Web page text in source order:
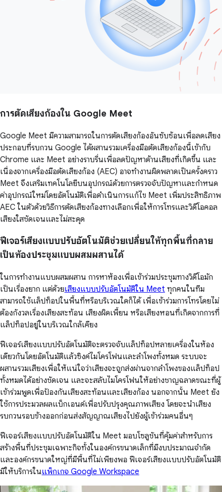
การตัดเสียงก้องใน Google Meet
Google Meet มีความสามารถในการตัดเสียงก้องอันซับซ้อนเพื่อลดเสียง
ประกอบที่รบกวน Google ได้ผสานรวมเครื่องมือตัดเสียงก้องนี้เข้ากับ
Chrome และ Meet อย่างราบรื่นเพื่อลดปัญหาด้านเสียงที่เกิดขึ้น และ
เนื่องจากเครื่องมือตัดเสียงก้อง (AEC) อาจทำงานผิดพลาดเป็นครั้งคราว
Meet จึงเสริมเทคโนโลยีบนอุปกรณ์ด้วยการตรวจจับปัญหาและกำหนด
ค่าอุปกรณ์ใหม่โดยอัตโนมัติเพื่อดำเนินการแก้ไข Meet เพิ่มประสิทธิภาพ
AEC ในตัวด้วยวิธีการตัดเสียงก้องทางเลือกเพื่อให้การโทรและวิดีโอคอล
เสียงใสชัดเจนและไม่สะดุด
ฟีเจอร์เสียงแบบปรับอัตโนมัติช่วยเปลี่ยนให้ทุกพื้นที่กลาย
เป็นห้องประชุมแบบผสมผสานได้
ในการทำงานแบบผสมผสาน การหาห้องเพื่อเข้าร่วมประชุมทางวิดีโอมัก
เป็นเรื่องยาก แต่ด้วยเสียงแบบปรับอัตโนมัติใน Meet ทุกคนในทีม
สามารถใช้แล็ปท็อปในพื้นที่หรือบริเวณใดก็ได้ เพื่อเข้าร่วมการโทรโดยไม่
ต้องกังวลเรื่องเสียงสะท้อน เสียงผิดเพี้ยน หรือเสียงหอนที่เกิดจากการที่
แล็ปท็อปอยู่ในบริเวณใกล้เคียง
ฟีเจอร์เสียงแบบปรับอัตโนมัติจะตรวจจับแล็ปท็อปหลายเครื่องในห้อง
เดียวกันโดยอัตโนมัติแล้วซิงค์ไมโครโฟนและลำโพงทั้งหมด ระบบจะ
ผสานรวมเสียงเพื่อให้แน่ใจว่าเสียงจะถูกส่งผ่านจากลำโพงของแล็ปท็อป
ทั้งหมดได้อย่างชัดเจน และจะสลับไมโครโฟนให้อย่างชาญฉลาดขณะที่ผู้
เข้าร่วมพูดเพื่อป้องกันเสียงสะท้อนและเสียงก้อง นอกจากนั้น Meet ยัง
ใช้การประมวลผลแบ็กเอนด์เพื่อปรับปรุงคุณภาพเสียง โดยจะนำเสียง
รบกวนรอบข้างออกก่อนส่งสัญญาณเสียงไปยังผู้เข้าร่วมคนอื่นๆ
ฟีเจอร์เสียงแบบปรับอัตโนมัติใน Meet มอบโซลูชันที่คุ้มค่าสำหรับการ
สร้างพื้นที่ประชุมเฉพาะกิจทั้งในองค์กรขนาดเล็กที่มีงบประมาณจำกัด
และองค์กรขนาดใหญ่ที่มีพื้นที่ไม่เพียงพอ ฟีเจอร์เสียงแบบปรับอัตโนมัติ
มีให้บริการในแพ็กเกจ Google Workspace